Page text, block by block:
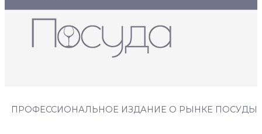
ПРОФЕССИОНАЛЬНОЕ ИЗДАНИЕ О РЫНКЕ ПОСУДЫ